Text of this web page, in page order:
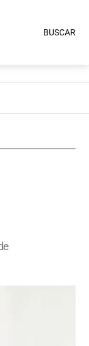
BUSCAR